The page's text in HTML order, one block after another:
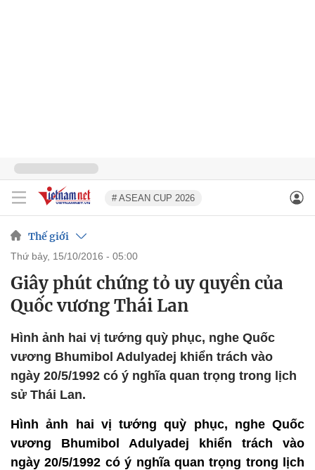
# ASEAN CUP 2026
Thế giới
thứ bảy, 15/10/2016 - 05:00
Giây phút chứng tỏ uy quyền của
Quốc vương Thái Lan
Hình ảnh hai vị tướng quỳ phục, nghe Quốc
vương Bhumibol Adulyadej khiển trách vào
ngày 20/5/1992 có ý nghĩa quan trọng trong lịch
sử Thái Lan.
Hình ảnh hai vị tướng quỳ phục, nghe Quốc
vương Bhumibol Adulyadej khiển trách vào
ngày 20/5/1992 có ý nghĩa quan trọng trong lịch